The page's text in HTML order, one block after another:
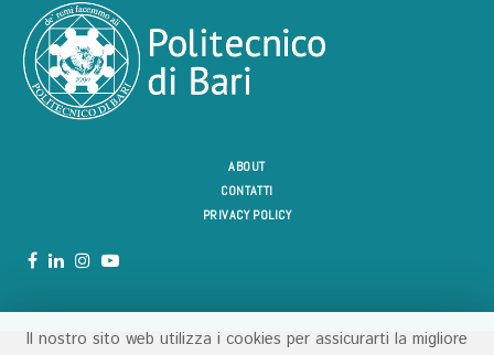
ABOUT
CONTATTI
PRIVACY POLICY
Il nostro sito web utilizza i cookies per assicurarti la migliore